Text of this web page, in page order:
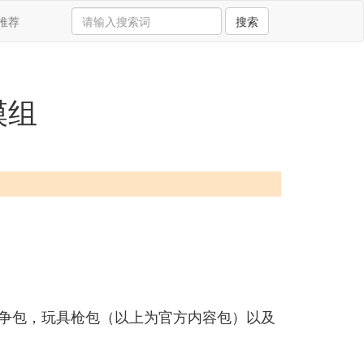
荐 搜索
包，玩具枪包（以上为官方内容包）以及